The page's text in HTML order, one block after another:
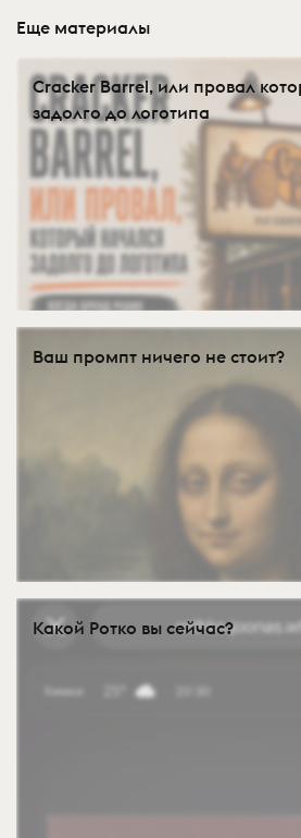
Еще материалы
Cracker Barrel, или провал
задолго до логотипа
Ваш промпт ничего не стоит?
Какой Ротко вы сейчас?